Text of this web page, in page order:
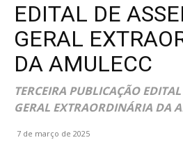
EDITAL DE
GERAL
DA AMULECC
TERCEIRA PUBLICAÇÃO
GERAL EXTRAORDINÁRIA DA
7 de março de 2025